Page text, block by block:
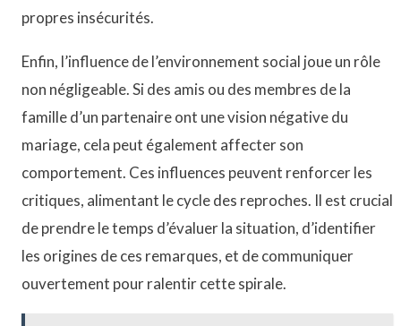
propres insécurités.
Enfin, l’influence de l’environnement social joue un rôle
non négligeable. Si des amis ou des membres de la
famille d’un partenaire ont une vision négative du
mariage, cela peut également affecter son
comportement. Ces influences peuvent renforcer les
critiques, alimentant le cycle des reproches. Il est crucial
de prendre le temps d’évaluer la situation, d’identifier
les origines de ces remarques, et de communiquer
ouvertement pour ralentir cette spirale.